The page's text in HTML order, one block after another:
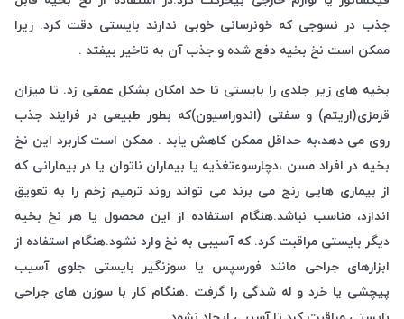
جذب در نسوجی که خونرسانی خوبی ندارند بایستی دقت کرد. زیرا
ممکن است نخ بخیه دفع شده و جذب آن به تاخیر بیفتد .
بخیه های زیر جلدی را بایستی تا حد امکان بشکل عمقی زد. تا میزان
قرمزی(اریتم) و سفتی (اندوراسیون)که بطور طبیعی در فرایند جذب
روی می دهد،به حداقل ممکن کاهش یابد . ممکن است کاربرد این نخ
بخیه در افراد مسن ،دچارسوءتغذیه یا بیماران ناتوان یا در بیمارانی که
از بیماری هایی رنج می برند می تواند روند ترمیم زخم را به تعویق
اندازد، مناسب نباشد.هنگام استفاده از این محصول یا هر نخ بخیه
دیگر بایستی مراقبت کرد. که آسیبی به نخ وارد نشود.هنگام استفاده از
ابزارهای جراحی مانند فورسپس یا سوزنگیر بایستی جلوی آسیب
پیچشی یا خرد و له شدگی را گرفت .هنگام کار با سوزن های جراحی